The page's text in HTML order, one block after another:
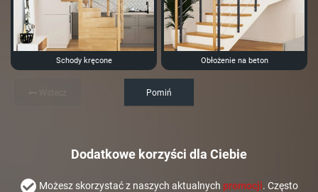
Schody kręcone Obłożenie na beton
Pomiń
Dodatkowe korzyści dla Ciebie
Możesz skorzystać z naszych aktualnych promocji. Często